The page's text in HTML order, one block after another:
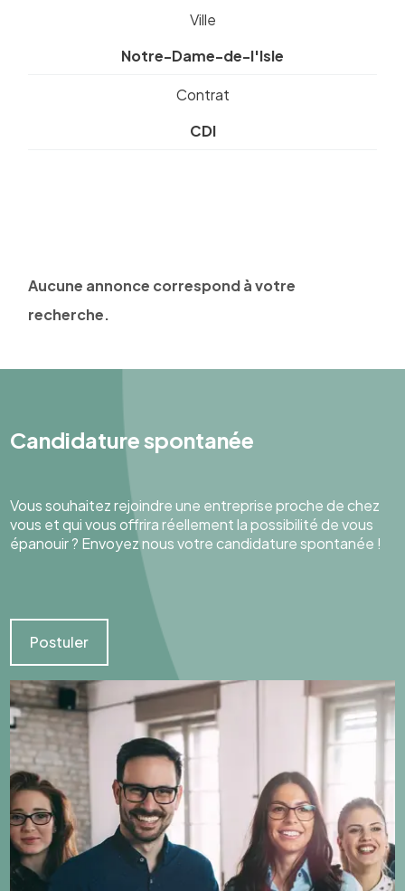
Ville
Notre-Dame-de-l'Isle
Contrat
CDI
Aucune annonce correspond à votre
recherche.
Candidature spontanée
Vous souhaitez rejoindre une entreprise proche de chez
vous et qui vous offrira réellement la possibilité de vous
épanouir ? Envoyez nous votre candidature spontanée !
Postuler